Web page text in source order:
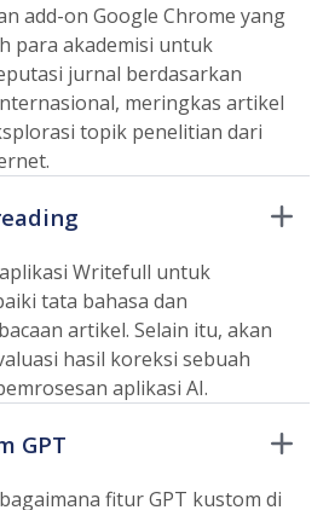
add-on Google Chrome yang
para akademisi untuk
jurnal berdasarkan
meringkas artikel
topik penelitian dari
Writefull untuk
tata bahasa dan
artikel. Selain itu, akan
hasil koreksi sebuah
aplikasi AI.
GPT
fitur GPT kustom di